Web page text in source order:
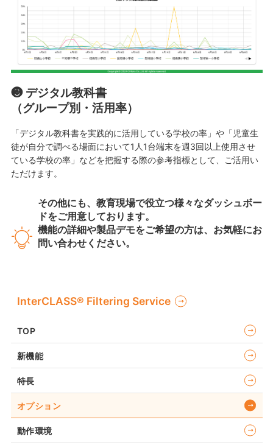
❸ デジタル教科書
（グループ別・活用率）
「デジタル教科書を実践的に活用している学校の率」や「児童生
徒が自分で調べる場面において1人1台端末を週3回以上使用させ
ている学校の率」などを把握する際の参考指標として、ご活用い
ただけます。
その他にも、教育現場で役立つ様々なダッシュボー
ドをご用意しております。
機能の詳細や製品デモをご希望の方は、お気軽にお
問い合わせください。
InterCLASS®︎ Filtering Service
TOP
新機能
特長
オプション
動作環境